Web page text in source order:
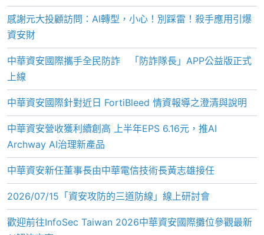
感謝元大投顧訪問：AI轉型，小心！別踩雷！殺手應用引爆
資安財
中華資安國際攜手全民防詐 「防詐隊長」APP公益版正式
上線
中華資安國際針對近日 FortiBleed 情資報導之澄清與說明
中華資安營收獲利續創高 上半年EPS 6.16元，推AI
Archway AI治理新產品
中華資安新任董事長由中華電信技術長黃志雄接任
2026/07/15「資安攻防的三道防線」線上研討會
歡迎前往InfoSec Taiwan 2026中華資安國際攤位參觀最新